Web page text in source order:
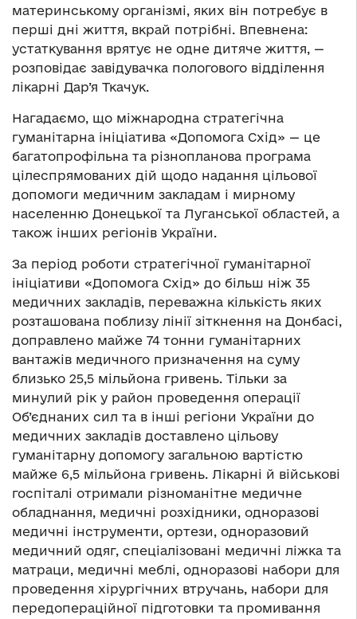
материнському організмі, яких він потребує в
перші дні життя, вкрай потрібні. Впевнена:
устаткування врятує не одне дитяче життя, —
розповідає завідувачка пологового відділення
лікарні Дар’я Ткачук.
Нагадаємо, що міжнародна стратегічна
гуманітарна ініціатива «Допомога Схід» — це
багатопрофільна та різнопланова програма
цілеспрямованих дій щодо надання цільової
допомоги медичним закладам і мирному
населенню Донецької та Луганської областей, а
також інших регіонів України.
За період роботи стратегічної гуманітарної
ініціативи «Допомога Схід» до більш ніж 35
медичних закладів, переважна кількість яких
розташована поблизу лінії зіткнення на Донбасі,
доправлено майже 74 тонни гуманітарних
вантажів медичного призначення на суму
близько 25,5 мільйона гривень. Тільки за
минулий рік у район проведення операції
Об’єднаних сил та в інші регіони України до
медичних закладів доставлено цільову
гуманітарну допомогу загальною вартістю
майже 6,5 мільйона гривень. Лікарні й військові
госпіталі отримали різноманітне медичне
обладнання, медичні розхідники, одноразові
медичні інструменти, ортези, одноразовий
медичний одяг, спеціалізовані медичні ліжка та
матраци, медичні меблі, одноразові набори для
проведення хірургічних втручань, набори для
передопераційної підготовки та промивання